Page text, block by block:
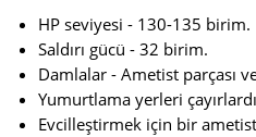
HP seviyesi - 130-135 birim.
Saldırı gücü - 32 birim.
Damlalar - Ametist parçası
Yumurtlama yerleri
Evcilleştirmek için bir